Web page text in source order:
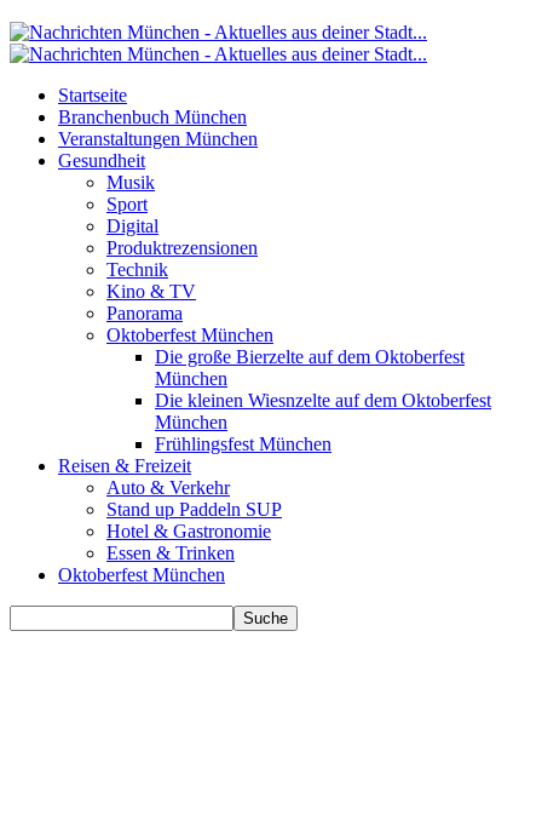
Startseite
Branchenbuch München
Veranstaltungen München
Gesundheit
Musik
Sport
Digital
Produktrezensionen
Technik
Kino & TV
Panorama
Oktoberfest München
Die große Bierzelte auf dem Oktoberfest
München
Die kleinen Wiesnzelte auf dem Oktoberfest
München
Frühlingsfest München
Reisen & Freizeit
Auto & Verkehr
Stand up Paddeln SUP
Hotel & Gastronomie
Essen & Trinken
Oktoberfest München